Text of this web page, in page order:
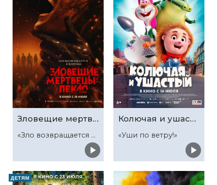
Зловещие мертвецы: Пекло
«Зло возвращается к корням»
Колючая и ушастый
«Уши по ветру!»
ДЕТЯМ